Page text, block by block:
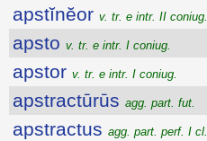
apstĭnĕor v. tr. e intr. II coniug.
apsto v. tr. e intr. I coniug.
apstor v. tr. e intr. I coniug.
apstractūrūs agg. part. fut.
apstractus agg. part. perf. I cl.